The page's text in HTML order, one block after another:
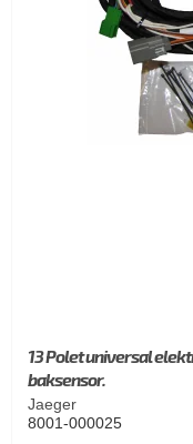
13 Polet universal
baksensor.
Jaeger
8001-000025